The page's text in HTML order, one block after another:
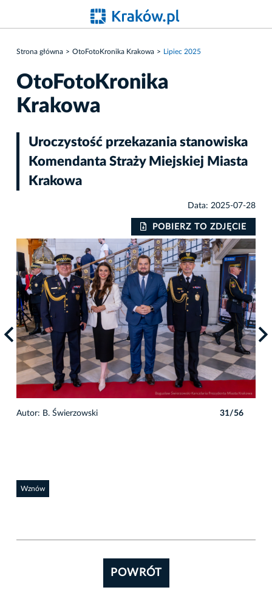
Strona główna OtoFotoKronika Krakowa Lipiec 2025
OtoFotoKronika
Krakowa
Uroczystość przekazania stanowiska
Komendanta Straży Miejskiej Miasta
Krakowa
Data: 2025-07-28
POBIERZ TO ZDJĘCIE
Autor: B. Świerzowski 31/56
Wznów
POWRÓT